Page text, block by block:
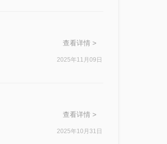
查看详情 >
2025年11月09日
查看详情 >
2025年10月31日